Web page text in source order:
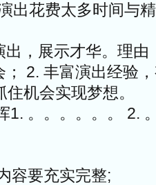
出花费太多时间与
，展示才华。理由
2. 丰富演出经验
机会实现梦想。
1. 。。。。。。 2.
容要充实完整;